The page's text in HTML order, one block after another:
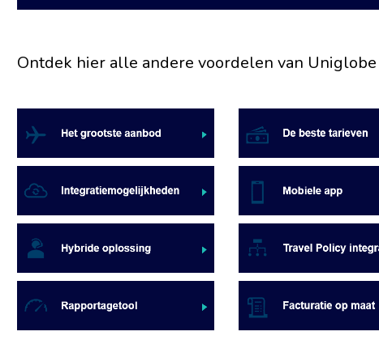
Ontdek hier alle andere voordelen van